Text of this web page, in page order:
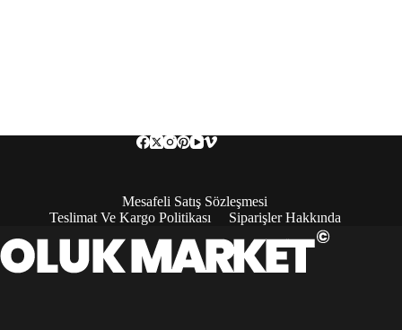
Mesafeli Satış Sözleşmesi
Teslimat Ve Kargo Politikası
Siparişler Hakkında